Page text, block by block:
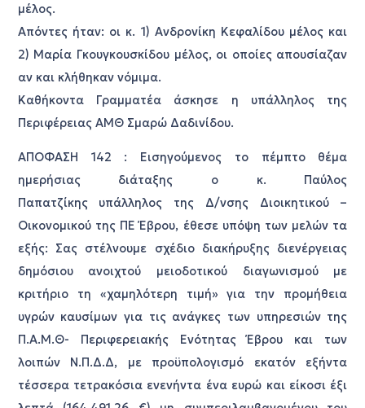
μέλος.
Απόντες ήταν: οι κ. 1) Ανδρονίκη Κεφαλίδου μέλος και
2) Μαρία Γκουγκουσκίδου μέλος, οι οποίες απουσίαζαν
αν και κλήθηκαν νόμιμα.
Καθήκοντα Γραμματέα άσκησε η υπάλληλος της
Περιφέρειας ΑΜΘ Σμαρώ Δαδινίδου.
ΑΠΟΦΑΣΗ 142 : Εισηγούμενος το πέμπτο θέμα
ημερήσιας διάταξης ο κ. Παύλος
Παπατζίκης υπάλληλος της Δ/νσης Διοικητικού –
Οικονομικού της ΠΕ Έβρου, έθεσε υπόψη των μελών τα
εξής: Σας στέλνουμε σχέδιο διακήρυξης διενέργειας
δημόσιου ανοιχτού μειοδοτικού διαγωνισμού με
κριτήριο τη «χαμηλότερη τιμή» για την προμήθεια
υγρών καυσίμων για τις ανάγκες των υπηρεσιών της
Π.Α.Μ.Θ- Περιφερειακής Ενότητας Έβρου και των
λοιπών Ν.Π.Δ.Δ, με προϋπολογισμό εκατόν εξήντα
τέσσερα τετρακόσια ενενήντα ένα ευρώ και είκοσι έξι